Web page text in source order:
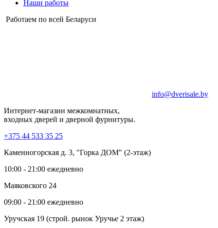
Наши работы
Работаем по всей Беларуси
info@dverisale.by
Интернет-магазин межкомнатных,
входных дверей и дверной фурнитуры.
+375 44 533 35 25
Каменногорская д. 3, "Горка ДОМ" (2-этаж)
10:00 - 21:00 ежедневно
Маяковского 24
09:00 - 21:00 ежедневно
Уручская 19 (строй. рынок Уручье 2 этаж)